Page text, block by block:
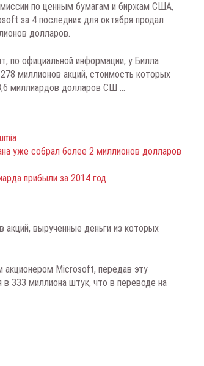
по ценным бумагам и биржам США,
за 4 последних для октября продал
долларов.
по официальной информации, у Билла
миллионов акций, стоимость которых
миллиардов долларов СШ ...
уже собрал более 2 миллионов долларов
прибыли за 2014 год
вырученные деньги из которых
акционером Microsoft, передав эту
в 333 миллиона штук, что в переводе на